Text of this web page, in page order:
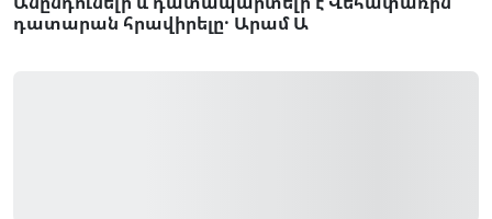
դատարան հրավիրելը․ Արամ Ա